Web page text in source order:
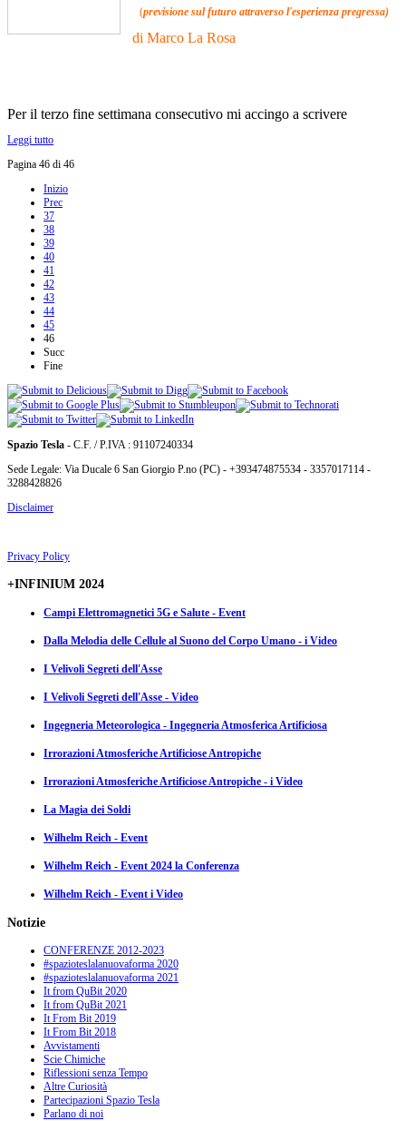
(previsione sul futuro attraverso l'esperienza pregressa)
di Marco La Rosa
Per il terzo fine settimana consecutivo mi accingo a scrivere
Leggi tutto
Pagina 46 di 46
Inizio
Prec
37
38
39
40
41
42
43
44
45
46
Succ
Fine
Spazio Tesla - C.F. / P.IVA : 91107240334
Sede Legale: Via Ducale 6 San Giorgio P.no (PC) - +393474875534 - 3357017114 -
3288428826
Disclaimer
Privacy Policy
+INFINIUM 2024
Campi Elettromagnetici 5G e Salute - Event
Dalla Melodia delle Cellule al Suono del Corpo Umano - i Video
I Velivoli Segreti dell'Asse
I Velivoli Segreti dell'Asse - Video
Ingegneria Meteorologica - Ingegneria Atmosferica Artificiosa
Irrorazioni Atmosferiche Artificiose Antropiche
Irrorazioni Atmosferiche Artificiose Antropiche - i Video
La Magia dei Soldi
Wilhelm Reich - Event
Wilhelm Reich - Event 2024 la Conferenza
Wilhelm Reich - Event i Video
Notizie
CONFERENZE 2012-2023
#spazioteslalanuovaforma 2020
#spazioteslalanuovaforma 2021
It from QuBit 2020
It from QuBit 2021
It From Bit 2019
It From Bit 2018
Avvistamenti
Scie Chimiche
Riflessioni senza Tempo
Altre Curiosità
Partecipazioni Spazio Tesla
Parlano di noi